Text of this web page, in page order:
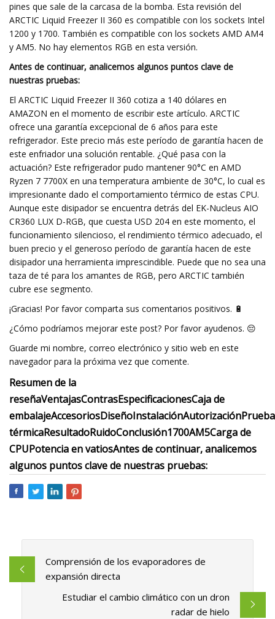
pines que sale de la carcasa de la bomba. Esta revisión del
ARCTIC Liquid Freezer II 360 es compatible con los sockets Intel
1200 y 1700. También es compatible con los sockets AMD AM4
y AM5. No hay elementos RGB en esta versión.
Antes de continuar, analicemos algunos puntos clave de
nuestras pruebas:
El ARCTIC Liquid Freezer II 360 cotiza a 140 dólares en
AMAZON en el momento de escribir este artículo. ARCTIC
ofrece una garantía excepcional de 6 años para este
refrigerador. Este precio más este período de garantía hacen de
este enfriador una solución rentable. ¿Qué pasa con la
actuación? Este refrigerador pudo mantener 90°C en AMD
Ryzen 7 7700X en una temperatura ambiente de 30°C, lo cual es
impresionante dado el comportamiento térmico de estas CPU.
Aunque este disipador se encuentra detrás del EK-Nucleus AIO
CR360 LUX D-RGB, que cuesta USD 204 en este momento, el
funcionamiento silencioso, el rendimiento térmico adecuado, el
buen precio y el generoso período de garantía hacen de este
disipador una herramienta imprescindible. Puede que no sea una
taza de té para los amantes de RGB, pero ARCTIC también
cubre ese segmento.
¡Gracias! Por favor comparta sus comentarios positivos. 🔋
¿Cómo podríamos mejorar este post? Por favor ayudenos. 😔
Guarde mi nombre, correo electrónico y sitio web en este
navegador para la próxima vez que comente.
Resumen de la
reseñaVentajasContrasEspecificacionesCaja de
embalajeAccesoriosDiseñoInstalaciónAutorizaciónPrueba
térmicaResultadoRuidoConclusión1700AM5Carga de
CPUPotencia en vatiosAntes de continuar, analicemos
algunos puntos clave de nuestras pruebas:
Comprensión de los evaporadores de
expansión directa
Estudiar el cambio climático con un dron
radar de hielo